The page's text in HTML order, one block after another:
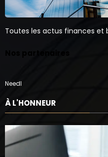
Toutes les actus finances et
Needl
À L'HONNEUR